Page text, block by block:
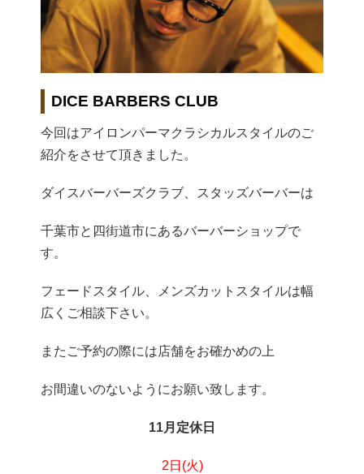
DICE BARBERS CLUB
今回はアイロンパーマクラシカルスタイルのご
紹介をさせて頂きました。
ダイスバーバーズクラブ、スタッズバーバーは
千葉市と四街道市にあるバーバーショップで
す。
フェードスタイル、メンズカットスタイルは幅
広くご相談下さい。
またご予約の際には店舗をお確かめの上
お間違いのないようにお願い致します。
11月定休日
2日(火)